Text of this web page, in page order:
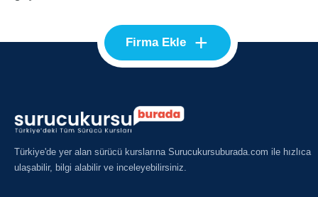
Firma Ekle +
Türkiye'de yer alan sürücü kurslarına Surucukursuburada.com ile hızlıca
ulaşabilir, bilgi alabilir ve inceleyebilirsiniz.